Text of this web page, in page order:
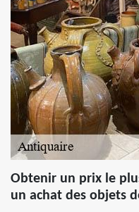
Obtenir un prix le
un achat des objets